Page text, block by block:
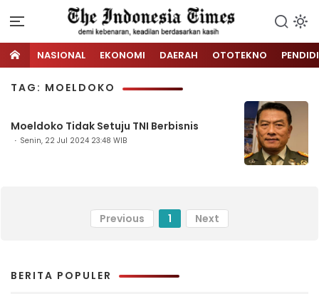
NASIONAL EKONOMI DAERAH OTOTEKNO
TAG: MOELDOKO
Moeldoko Tidak Setuju TNI Berbisnis
Senin, 22 Jul 2024 23:48 WIB
Previous 1 Next
BERITA POPULER